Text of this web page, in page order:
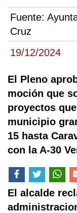
19/12/2024
Fuente:
Cruz
El Pleno
moción que
proyectos
municipio
15 hasta
con la A-30
El alcalde